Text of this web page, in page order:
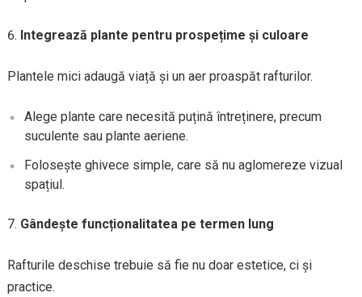
Integrează plante pentru prospețime și culoare
Plantele mici adaugă viață și un aer proaspăt rafturilor.
Alege plante care necesită puțină întreținere, precum
suculente sau plante aeriene.
Folosește ghivece simple, care să nu aglomereze vizual
spațiul.
Gândește funcționalitatea pe termen lung
Rafturile deschise trebuie să fie nu doar estetice, ci și
practice.